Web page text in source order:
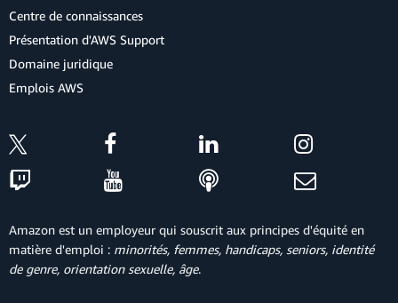
Centre de connaissances
Présentation d'AWS Support
Domaine juridique
Emplois AWS
Amazon est un employeur qui souscrit aux principes d'équité en
matière d'emploi : minorités, femmes, handicaps, seniors, identité
de genre, orientation sexuelle, âge.